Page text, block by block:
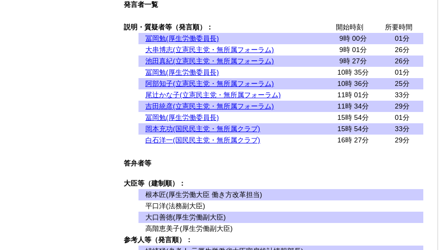
発言者一覧
説明・質疑者等（発言順）： 開始時刻
所要時間
冨岡勉(厚生労働委員長)
9時 00分
01分
大串博志(立憲民主党・無所属フォーラム)
9時 01分
26分
池田真紀(立憲民主党・無所属フォーラム)
9時 27分
26分
冨岡勉(厚生労働委員長)
10時 35分
01分
阿部知子(立憲民主党・無所属フォーラム)
10時 36分
25分
尾辻かな子(立憲民主党・無所属フォーラム)
11時 01分
33分
吉田統彦(立憲民主党・無所属フォーラム)
11時 34分
29分
冨岡勉(厚生労働委員長)
15時 54分
01分
岡本充功(国民民主党・無所属クラブ)
15時 54分
33分
白石洋一(国民民主党・無所属クラブ)
16時 27分 29分
答弁者等
大臣等（建制順）：
根本匠(厚生労働大臣 働き方改革担当)
平口洋(法務副大臣)
大口善徳(厚生労働副大臣)
高階恵美子(厚生労働副大臣)
参考人等（発言順）：